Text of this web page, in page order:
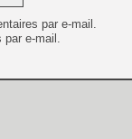
par e-mail.
par e-mail.